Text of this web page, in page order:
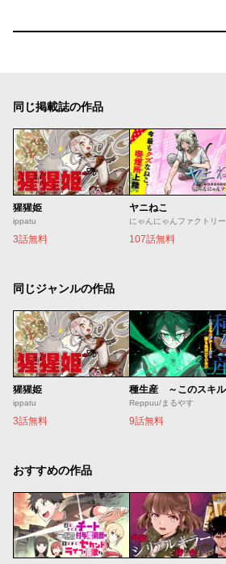
同じ掲載誌の作品
猩猩姫
ippatu
3話無料
ヤニねこ
にゃんにゃんファクトリー
107話無料
同じジャンルの作品
猩猩姫
ippatu
3話無料
Reppuu/まるやす
9話無料
おすすめの作品